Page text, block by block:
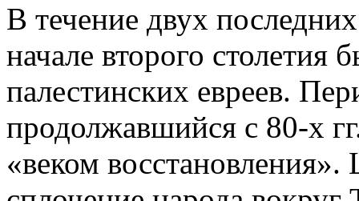
В течение двух
начале второго
палестинских евреев.
продолжавшийся с 80-х
«веком